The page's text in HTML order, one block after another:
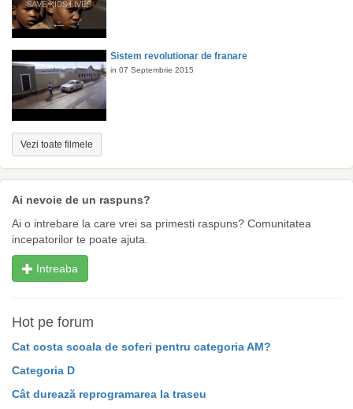
Sistem revolutionar de franare
in 07 Septembrie 2015
Vezi toate filmele
Ai nevoie de un raspuns?
Ai o intrebare la care vrei sa primesti raspuns? Comunitatea
incepatorilor te poate ajuta.
Intreaba
Hot pe forum
Cat costa scoala de soferi pentru categoria AM?
Categoria D
Cât durează reprogramarea la traseu